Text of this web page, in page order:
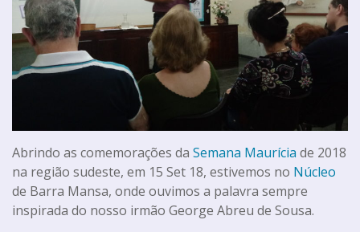
Abrindo as comemorações da Semana Maurícia de 2018
na região sudeste, em 15 Set 18, estivemos no Núcleo
de Barra Mansa, onde ouvimos a palavra sempre
inspirada do nosso irmão George Abreu de Sousa.